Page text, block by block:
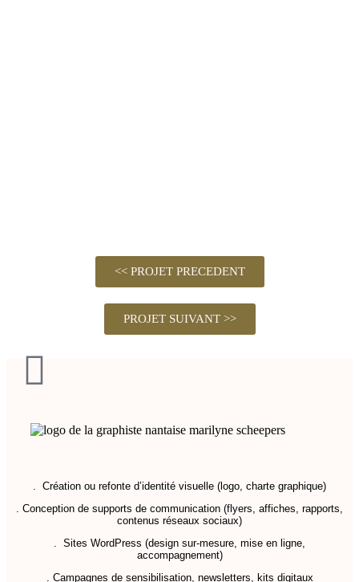
<< PROJET PRECEDENT
PROJET SUIVANT >>
. Création ou refonte d’identité visuelle (logo, charte graphique)
. Conception de supports de communication (flyers, affiches, rapports,
contenus réseaux sociaux)
. Sites WordPress (design sur-mesure, mise en ligne,
accompagnement)
. Campagnes de sensibilisation, newsletters, kits digitaux